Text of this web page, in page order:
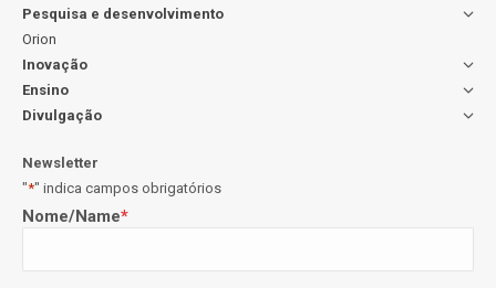
Pesquisa e desenvolvimento
Orion
Inovação
Ensino
Divulgação
Newsletter
"*" indica campos obrigatórios
Nome/Name*